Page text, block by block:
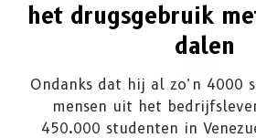
het drugsgebruik
dalen
Ondanks dat hij al zo’n 4000
mensen uit het
450.000 studenten in